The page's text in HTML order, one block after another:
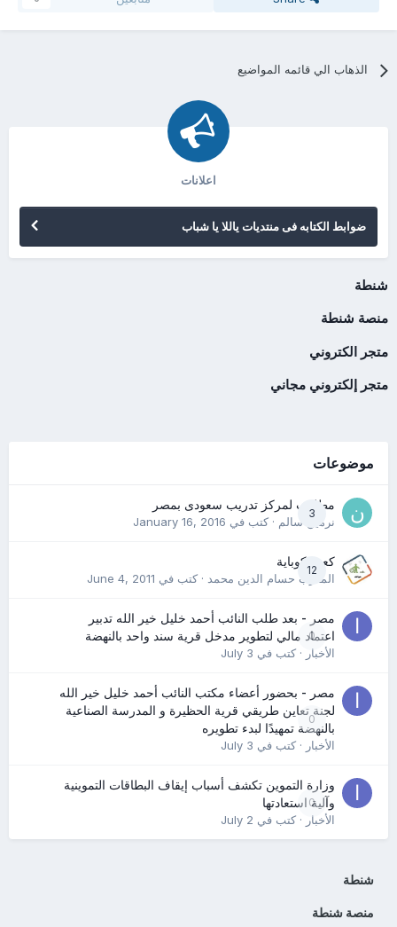
الذهاب الي قائمه المواضيع
اعلانات
ضوابط الكتابه فى منتديات ياللا يا شباب
شنطة
منصة شنطة
متجر الكتروني
متجر إلكتروني مجاني
موضوعات
3
مطلوب لمركز تدريب سعودى بمصر
نرمين سالم· كتب في January 16, 2016
12
كعب كوباية
المدرب حسام الدين محمد· كتب في June 4, 2011
0
مصر - بعد طلب النائب أحمد خليل خير الله تدبير
اعتماد مالي لتطوير مدخل قرية سند واحد بالنهضة
الأخبار· كتب في July 3
0
مصر - بحضور أعضاء مكتب النائب أحمد خليل خير الله
لجنة تعاين طريقي قرية الحظيرة و المدرسة الصناعية
بالنهضة تمهيدًا لبدء تطويره
الأخبار· كتب في July 3
0
وزارة التموين تكشف أسباب إيقاف البطاقات التموينية
وآلية استعادتها
الأخبار· كتب في July 2
شنطة
منصة شنطة